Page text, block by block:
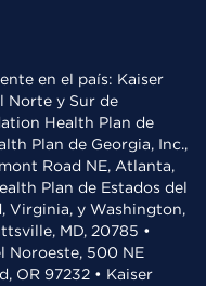
en el país: Kaiser
Norte y Sur de
Health Plan de
Plan de Georgia, Inc.,
Road NE, Atlanta,
Plan de Estados del
Virginia, y Washington,
MD, 20785 •
Noroeste, 500 NE
OR 97232 • Kaiser